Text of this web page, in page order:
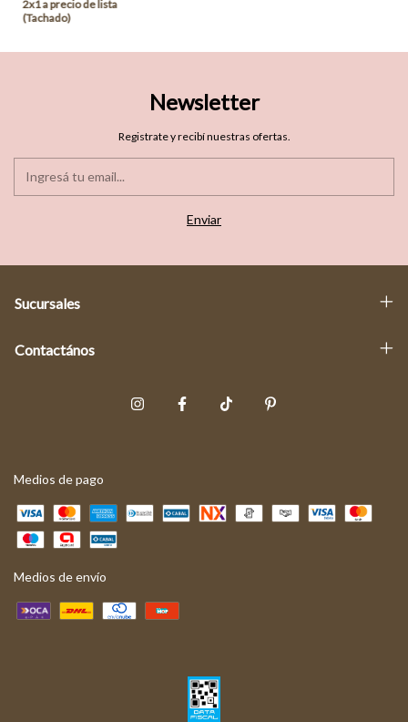
Newsletter
Registrate y recibí nuestras ofertas.
Sucursales
Contactános
Medios de pago
Medios de envío